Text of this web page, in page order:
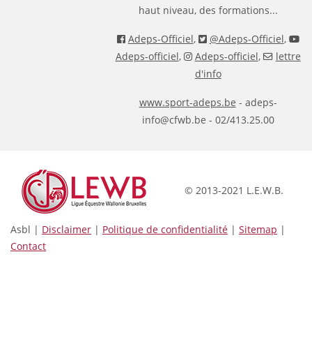
haut niveau, des formations...
Adeps-Officiel, @Adeps-Officiel,
Adeps-officiel, Adeps-officiel,
lettre
d'info
www.sport-adeps.be - adeps-
info@cfwb.be - 02/413.25.00
© 2013-2021 L.E.W.B.
Asbl | Disclaimer | Politique de confidentialité | Sitemap |
Contact